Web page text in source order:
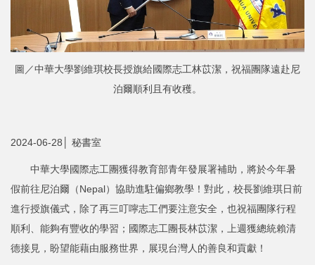
圖／中華大學劉維琪校長授旗給國際志工林苡潔，祝福團隊遠赴尼
泊爾順利且有收穫。
2024-06-28│ 秘書室
中華大學國際志工團獲得教育部青年發展署補助，將於今年暑
假前往尼泊爾（Nepal）協助進駐偏鄉教學！對此，校長劉維琪日前
進行授旗儀式，除了再三叮嚀志工們要注意安全，也祝福團隊行程
順利、能夠有豐收的學習；國際志工團長林苡潔，上週獲總統賴清
德接見，盼望能藉由服務世界，展現台灣人的善良和貢獻！